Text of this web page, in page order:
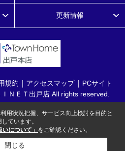
更新情報
規約 アクセスマップ
PCサイト
ＮＥＴ出戸店 All rights reserved.
用状況把握、サービス向上検討を目的と
ています。
いについて」 をご確認ください。
閉じる